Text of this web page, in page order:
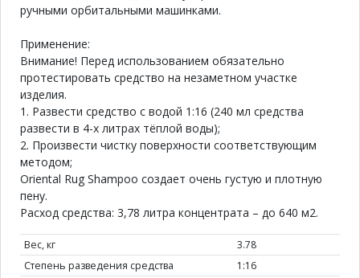
ручными орбитальными машинками.
Применение:
Внимание! Перед использованием обязательно
протестировать средство на незаметном участке
изделия.
1. Развести средство с водой 1:16 (240 мл средства
развести в 4-х литрах тёплой воды);
2. Произвести чистку поверхности соответствующим
методом;
Oriental Rug Shampoo создает очень густую и плотную
пену.
Расход средства: 3,78 литра концентрата – до 640 м2.
Вес, кг
3.78
Степень разведения средства
1:16